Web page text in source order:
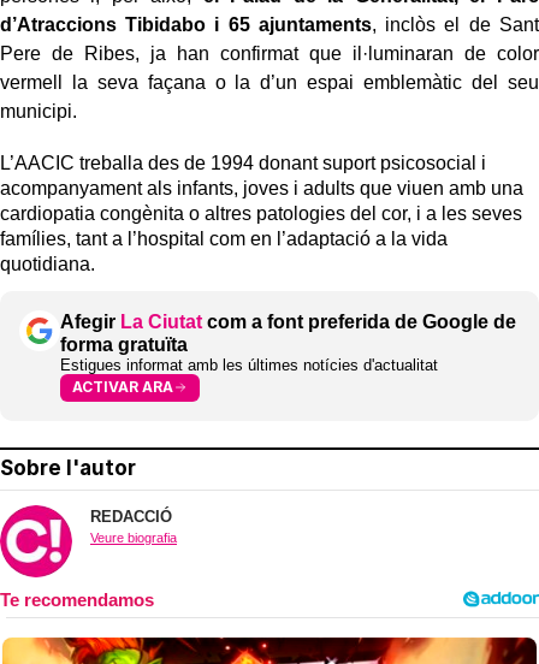
d’Atraccions Tibidabo i 65 ajuntaments, inclòs el de Sant
Pere de Ribes, ja han confirmat que il·luminaran de color
vermell la seva façana o la d’un espai emblemàtic del seu
municipi.
L’AACIC treballa des de 1994 donant suport psicosocial i
acompanyament als infants, joves i adults que viuen amb una
cardiopatia congènita o altres patologies del cor, i a les seves
famílies, tant a l’hospital com en l’adaptació a la vida
quotidiana.
Afegir La Ciutat com a font preferida de Google de
forma gratuïta
Estigues informat amb les últimes notícies d'actualitat
ACTIVAR ARA
Sobre l'autor
REDACCIÓ
Veure biografia